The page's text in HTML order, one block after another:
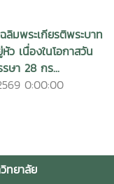
ลิมพระเกียรติพระบาท
ว เนื่องในโอกาสวัน
ษา 28 กร...
0:00:00
ทยาลัย